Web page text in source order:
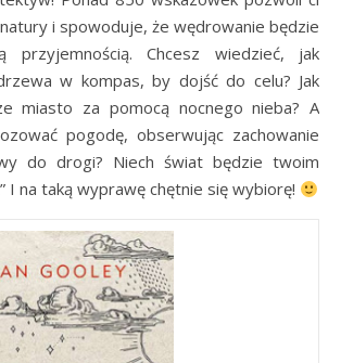
i spowoduje, że wędrowanie będzie
przyjemnością. Chcesz wiedzieć, jak
w kompas, by dojść do celu? Jak
miasto za pomocą nocnego nieba? A
pogodę, obserwując zachowanie
do drogi? Niech świat będzie twoim
I na taką wyprawę chętnie się wybiorę!